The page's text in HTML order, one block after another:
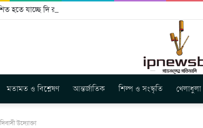
হতে যাচ্ছে দি রাবুগার নতুন গান ‘Baljanggi’
মতামত ও বিশ্লেষণ আন্তর্জাতিক শিল্প ও সংস্কৃতি খেলাধুলা
উদ্যোক্তা